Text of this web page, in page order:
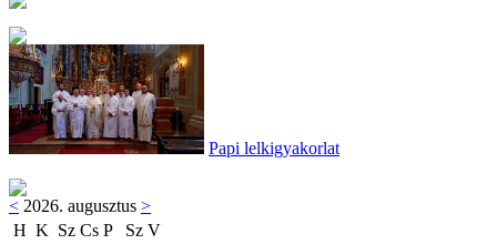
Papi lelkigyakorlat
< 2026. augusztus >
H K Sz Cs P Sz V